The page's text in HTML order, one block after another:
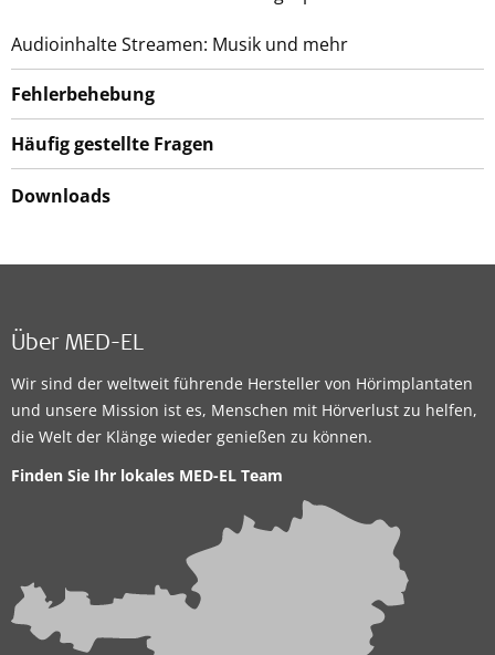
Audioinhalte Streamen: Musik und mehr
Fehlerbehebung
Häufig gestellte Fragen
Downloads
Über MED-EL
Wir sind der weltweit führende Hersteller von Hörimplantaten
und unsere Mission ist es, Menschen mit Hörverlust zu helfen,
die Welt der Klänge wieder genießen zu können.
Finden Sie Ihr lokales MED-EL Team